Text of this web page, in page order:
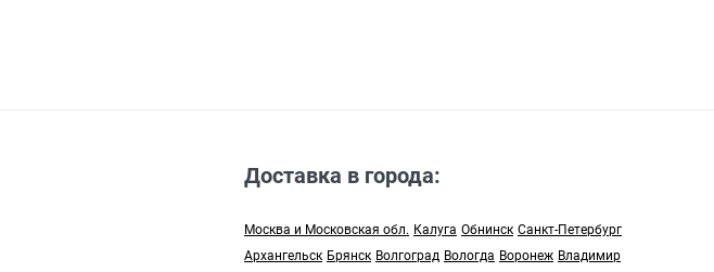
Доставка в города:
Москва и Московская обл. Калуга Обнинск Санкт-Петербург
Архангельск Брянск Волгоград Вологда Воронеж Владимир